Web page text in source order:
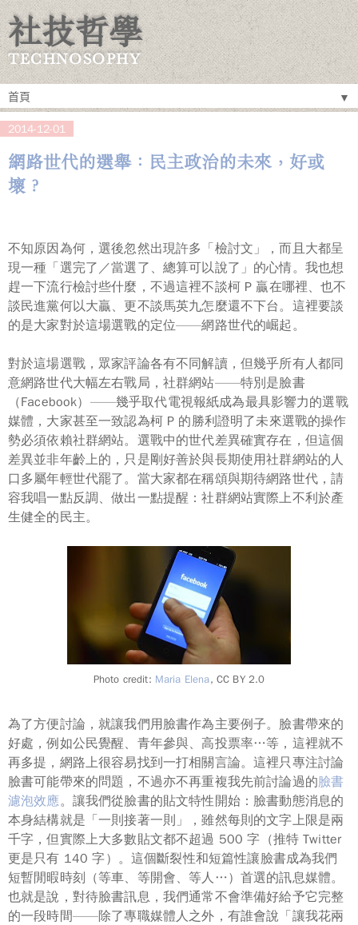
社技哲學
TECHNOSOPHY
▼
2014-12-01
網路世代的選舉：民主政治的未來，好或
壞？
不知原因為何，選後忽然出現許多「檢討文」，而且大都呈
現一種「選完了／當選了、總算可以說了」的心情。我也想
趕一下流行檢討些什麼，不過這裡不談柯 P 贏在哪裡、也不
談民進黨何以大贏、更不談馬英九怎麼還不下台。這裡要談
的是大家對於這場選戰的定位——網路世代的崛起。
對於這場選戰，眾家評論各有不同解讀，但幾乎所有人都同
意網路世代大幅左右戰局， 社群網站——特別是臉書
（Facebook）——幾乎取代電視報紙成為最具影響力的選戰
媒體，大家甚至一致認為柯 P 的勝利證明了未來選戰的操作
勢必須依賴社群網站。選戰中的世代差異確實存在，但這個
差異並非年齡上的，只是剛好善於與長期使用社群網站的人
口多屬年輕世代罷了。當大家都在稱頌與期待網路世代，請
容我唱一點反調、做出一點提醒：社群網站實際上不利於產
生健全的民主。
Photo credit: Maria Elena, CC BY 2.0
為了方便討論，就讓我們用臉書作為主要例子。臉書帶來的
好處，例如公民覺醒、青年參與、高投票率…等，這裡就不
再多提，網路上很容易找到一打相關言論。這裡只專注討論
臉書可能帶來的問題，不過亦不再重複我先前討論過的臉書
濾泡效應。讓我們從臉書的貼文特性開始：臉書動態消息的
本身結構就是「一則接著一則」，雖然每則的文字上限是兩
千字，但實際上大多數貼文都不超過 500 字（推特 Twitter
更是只有 140 字）。這個斷裂性和短篇性讓臉書成為我們
短暫閒暇時刻（等車、等開會、等人…）首選的訊息媒體。
也就是說，對待臉書訊息，我們通常不會準備好給予它完整
的一段時間——除了專職媒體人之外，有誰會說「讓我花兩